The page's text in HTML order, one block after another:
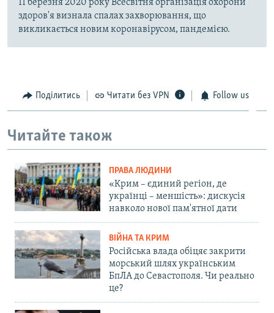
11 березня 2020 року Всесвітня організація охорони
здоров'я визнала спалах захворювання, що
викликається новим коронавірусом, пандемією.
Поділитись Читати без VPN Follow us
Читайте також
ПРАВА ЛЮДИНИ
«Крим – єдиний регіон, де
українці – меншість»: дискусія
навколо нової пам'ятної дати
ВІЙНА ТА КРИМ
Російська влада обіцяє закрити
морський шлях українським
БпЛА до Севастополя. Чи реально
це?